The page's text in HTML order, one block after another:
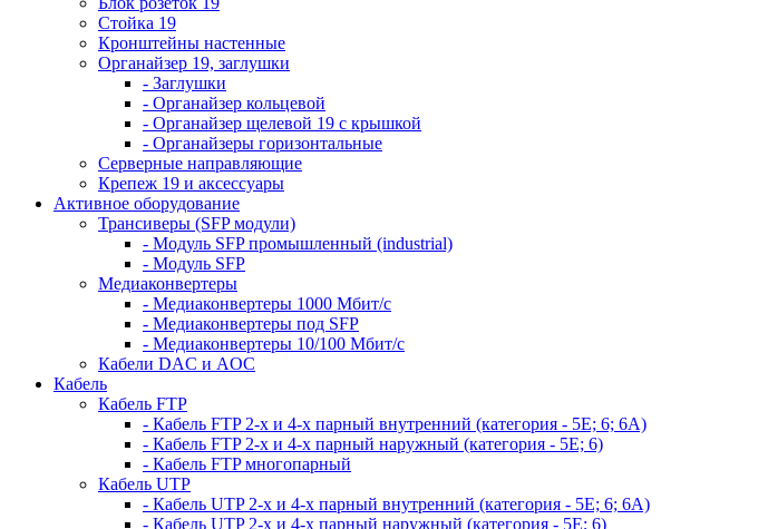
Стойка 19
Кронштейны настенные
Органайзер 19, заглушки
- Заглушки
- Органайзер кольцевой
- Органайзер щелевой 19 с крышкой
- Органайзеры горизонтальные
Серверные направляющие
Крепеж 19 и аксессуары
Активное оборудование
Трансиверы (SFP модули)
- Модуль SFP промышленный (industrial)
- Модуль SFP
Медиаконвертеры
- Медиаконвертеры 1000 Мбит/с
- Медиаконвертеры под SFP
- Медиаконвертеры 10/100 Мбит/с
Кабели DAC и AOC
Кабель
Кабель FTP
- Кабель FTP 2-х и 4-х парный внутренний (категория - 5Е; 6; 6А)
- Кабель FTP 2-х и 4-х парный наружный (категория - 5Е; 6)
- Кабель FTP многопарный
Кабель UTP
- Кабель UTP 2-х и 4-х парный внутренний (категория - 5Е; 6; 6А)
- Кабель UTP 2-х и 4-х парный наружный (категория - 5Е; 6)